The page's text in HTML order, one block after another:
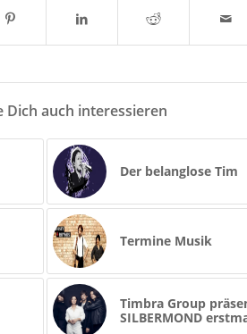
Dich auch interessieren
Der belanglose Tim
Termine Musik
Timbra Group
SILBERMOND